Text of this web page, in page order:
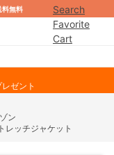
料無料
Search
Favorite
Cart
ゼント
ン
レッチジャケット